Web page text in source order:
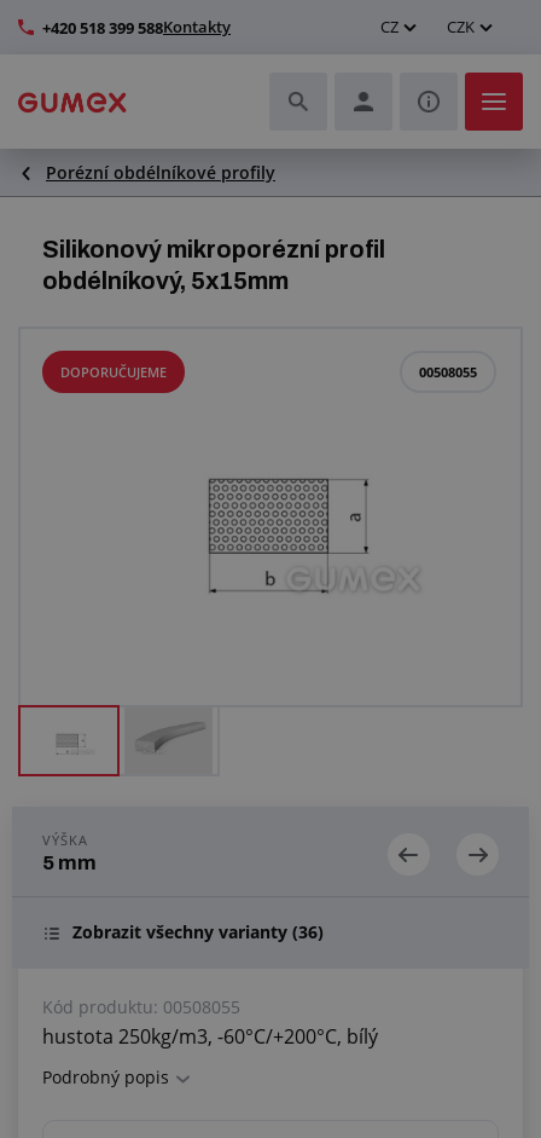
+420 518 399 588Kontakty CZ CZK
Hadice a jejich kompletace
Profily a výroba těsnění
Dopravníkové pásy a montáž
Další pryžové a plastové výrobky
Porézní obdélníkové profily
Silikonový mikroporézní profil
obdélníkový, 5x15mm
00508055
DOPORUČUJEME
VÝŠKA
5 mm
Zobrazit všechny varianty (36)
Kód produktu: 00508055
hustota 250kg/m3, -60°C/+200°C, bílý
Podrobný popis